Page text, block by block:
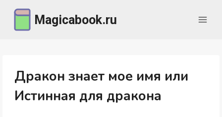
содержимому
Magicabook.ru
Дракон знает мое имя или
Истинная для дракона